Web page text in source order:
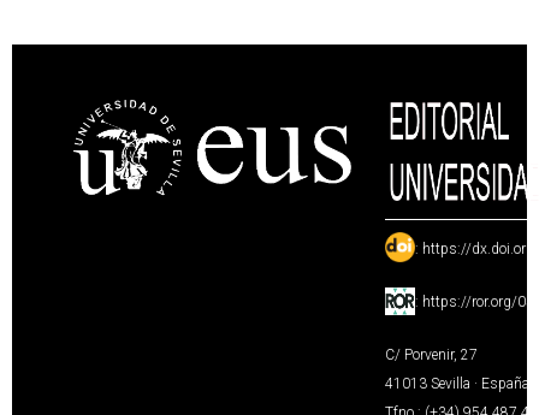
: https://
: https://ror.org/
C/ Porvenir, 27
41013 Sevilla · España